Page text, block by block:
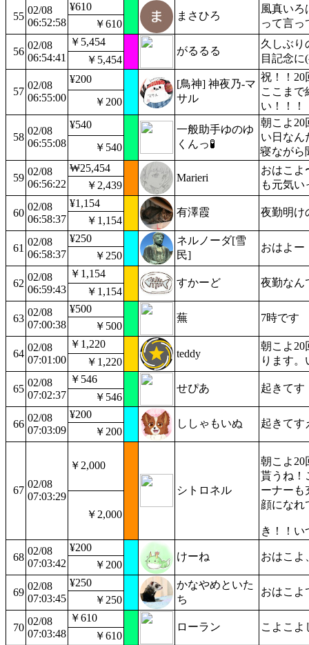
55
02/08
06:52:58
¥610
まさひろ
風真いろ
って言っ
￥610
56
02/08
06:54:41
￥5,454
がるるる
久しぶり
目記念に
￥5,454
57
02/08
06:55:00
¥200
[鳥神] 神夜乃-マ
サル
祝！！20
ここまで
い！！！
￥200
58
02/08
06:55:08
¥540
一般助手ゆのゆ
くんっ🧪
朝こよ20
い日なん
寝なが
￥540
59
02/08
06:56:22
₩25,454
Marieri
おはこよ
も元気
￥2,439
60
02/08
06:58:37
¥1,154
有澤霞 夜勤明け
￥1,154
61
02/08
06:58:37
¥250
ネルノーダ[雪
民]
おはよー
￥250
62
02/08
06:59:43
￥1,154
すかーど 夜勤な
￥1,154
63
02/08
07:00:38
¥500
蕪 7時です
￥500
64
02/08
07:01:00
￥1,220
teddy
朝こよ20
ります
￥1,220
65
02/08
07:02:37
￥546
せぴあ 起きてす
￥546
66
02/08
07:03:09
¥200
ししゃもいぬ 起きてす
￥200
67
02/08
07:03:29
￥2,000
シトロネル
朝こよ20
貰うね！
ーナーも
顔になれ
き！！い
￥2,000
68
02/08
07:03:42
¥200
けーね おはこよ
￥200
69
02/08
07:03:45
¥250
かなやめといた
ち
おはこよ
￥250
70
02/08
07:03:48
￥610
ローラン こよこよ
￥610